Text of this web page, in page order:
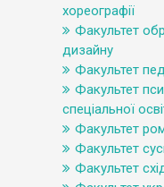
хореографії
Факультет
дизайну
Факультет
Факультет
спеціальної
Факультет
Факультет
Факультет